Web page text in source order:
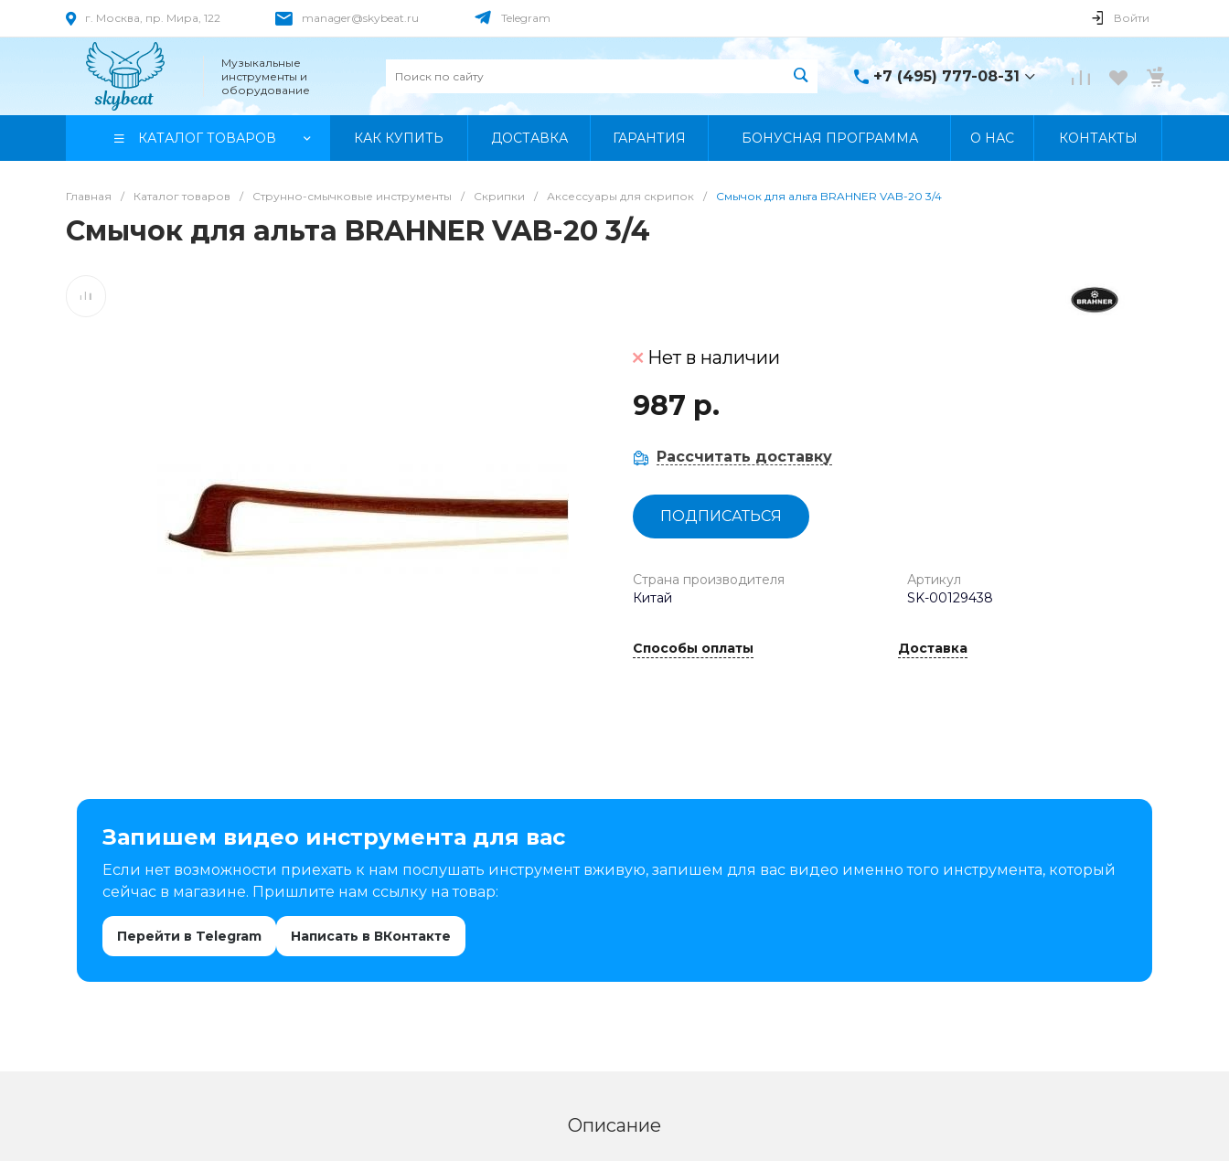
г. Москва, пр. Мира, 122 manager@skybeat.ru Telegram Войти
Музыкальные
инструменты и
оборудование
+7 (495) 777-08-31
+7 (495) 777-08-31
Выходной
КАТАЛОГ ТОВАРОВ КАК КУПИТЬ ДОСТАВКА ГАРАНТИЯ БОНУСНАЯ ПРОГРАММА О НАС КОНТАКТЫ
Главная / Каталог товаров / Струнно-смычковые инструменты / Скрипки / Аксессуары для скрипок / Смычок для альта BRAHNER VAB-20 3/4
Смычок для альта BRAHNER VAB-20 3/4
Нет в наличии
987 р.
Рассчитать доставку
ПОДПИСАТЬСЯ
Страна производителя
Китай
Артикул
SK-00129438
Способы оплаты Доставка
Запишем видео инструмента для вас
Если нет возможности приехать к нам послушать инструмент вживую, запишем для вас видео именно того инструмента, который
сейчас в магазине. Пришлите нам ссылку на товар:
Перейти в Telegram Написать в ВКонтакте
Описание